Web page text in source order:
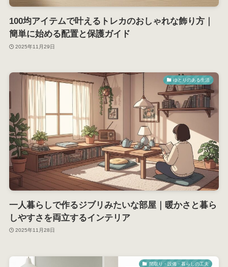
100均アイテムで叶えるトレカのおしゃれな飾り方｜
簡単に始める配置と保護ガイド
2025年11月29日
ゆとりのある生活
一人暮らしで作るジブリみたいな部屋｜暖かさと暮ら
しやすさを両立するインテリア
2025年11月28日
間取り・設備・暮らしの工夫